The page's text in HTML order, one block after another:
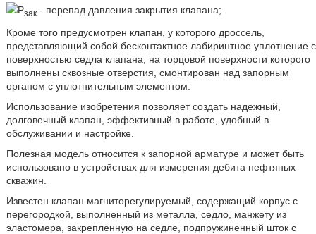
Рзак- перепад давления закрытия клапана;
Кроме того предусмотрен клапан, у которого дроссель,
представляющий собой бесконтактное лабиринтное уплотнение с
поверхностью седла клапана, на торцовой поверхности которого
выполнены сквозные отверстия, смонтирован над запорным
органом с уплотнительным элементом.
Использование изобретения позволяет создать надежный,
долговечный клапан, эффективный в работе, удобный в
обслуживании и настройке.
Полезная модель относится к запорной арматуре и может быть
использовано в устройствах для измерения дебита нефтяных
скважин.
Известен клапан магниторегулируемый, содержащий корпус с
перегородкой, выполненный из металла, седло, манжету из
эластомера, закрепленную на седле, подпружиненный шток с